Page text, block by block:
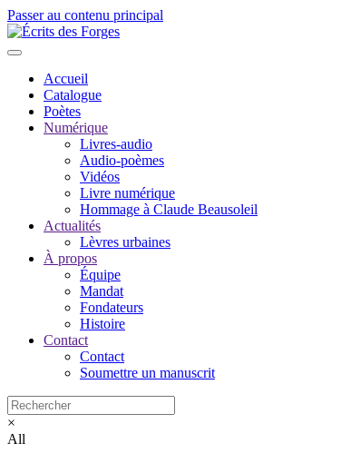
Passer au contenu principal
Accueil
Catalogue
Poètes
Numérique
Livres-audio
Audio-poèmes
Vidéos
Livre numérique
Hommage à Claude Beausoleil
Actualités
Lèvres urbaines
À propos
Équipe
Mandat
Fondateurs
Histoire
Contact
Contact
Soumettre un manuscrit
×
All